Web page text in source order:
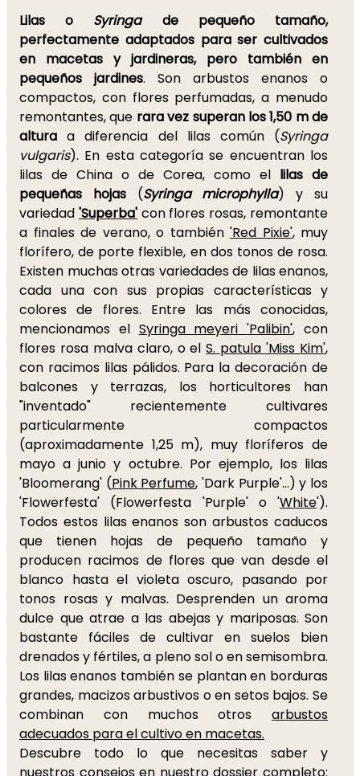
Lilas o Syringade pequeño tamaño,
perfectamente adaptados para ser cultivados
en macetas y jardineras, pero también en
pequeños jardines. Son arbustos enanos o
compactos, con flores perfumadas, a menudo
remontantes, que rara vez superan los 1,50 m de
altura a diferencia del lilas común (Syringa
vulgaris). En esta categoría se encuentran los
lilas de China o de Corea, como el lilas de
pequeñas hojas(Syringa microphylla) y su
variedad 'Superba'con flores rosas, remontante
a finales de verano, o también 'Red Pixie', muy
florífero, de porte flexible, en dos tonos de rosa.
Existen muchas otras variedades de lilas enanos,
cada una con sus propias características y
colores de flores. Entre las más conocidas,
mencionamos el Syringa meyeri 'Palibin', con
flores rosa malva claro, o elS. patula 'Miss Kim',
con racimos lilas pálidos. Para la decoración de
balcones y terrazas, los horticultores han
"inventado" recientemente cultivares
particularmente compactos
(aproximadamente 1,25 m), muy floríferos de
mayo a junio y octubre. Por ejemplo, los lilas
'Bloomerang' (Pink Perfume, 'Dark Purple'...) y los
'Flowerfesta' (Flowerfesta 'Purple' o 'White').
Todos estos lilas enanos son arbustos caducos
que tienen hojas de pequeño tamaño y
producen racimos de flores que van desde el
blanco hasta el violeta oscuro, pasando por
tonos rosas y malvas. Desprenden un aroma
dulce que atrae a las abejas y mariposas. Son
bastante fáciles de cultivar en suelos bien
drenados y fértiles, a pleno sol o en semisombra.
Los lilas enanos también se plantan en borduras
grandes, macizos arbustivos o en setos bajos. Se
combinan con muchos otros arbustos
adecuados para el cultivo en macetas.
Descubre todo lo que necesitas saber y